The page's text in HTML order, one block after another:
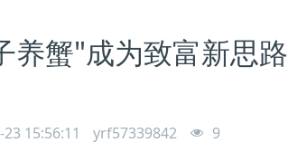
养蟹"成为致富新思
15:56:11 yrf57339842 9